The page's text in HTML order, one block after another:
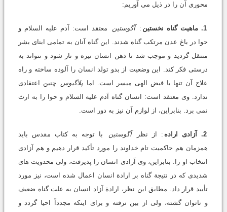
محوری آن را در ذیل می آوریم:
1. ماهیت گناه نخستین : آگوستین
معتقد است: آدم علیه السلام و
حوا در باغ عدن مرتکب گناه شدند. این گناه آنان به تمامی ابنای بشر
منتقل گردید و موجب شد تا ذهن انسان تیره و تار شود و نتواند به
درستی فکر کند. این وضعیت از بدو تولد انسان را آلوده ساخته و راه
علاج آن تنها با فیض الهی میسر است. اما پلاگیوس
چنین اعتقادی
ندارد. وی معتقد است: انسان گناه آدم علیه السلام و حوا را به ارث
نمی برد. بنابراین، از لوازم آن نیز به دور است.
2. آزادی اراده : از نظر آگوستین
با توجه به کتاب مقدس باید
همزمان هم حاکمیت تام خداوند را مورد تأکید قرار دهیم و هم آزادی
انتخاب او را. بنابراین، وی آزادی انسان را پذیرفت، ولی محدویت های
شدیدی که در نتیجة گناه بر ارادة انسان اعمال شده است، نیز مورد
تأیید قرار داد. مطابق این نظر، ارادة آزاد انسان به علت گناه ضعیف
و ناتوان گشته، ولی از بین نرفته و برای اینکه مجدداً احیا گردد و